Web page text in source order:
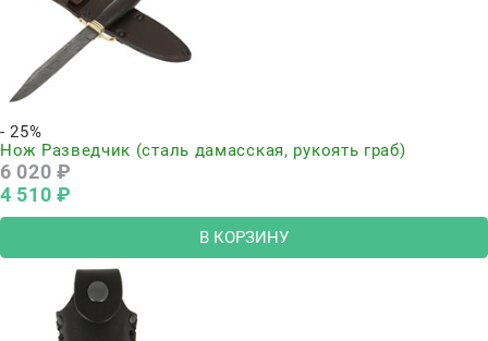
- 25%
Нож Разведчик (сталь дамасская, рукоять граб)
6 020 ₽
4 510 ₽
В КОРЗИНУ